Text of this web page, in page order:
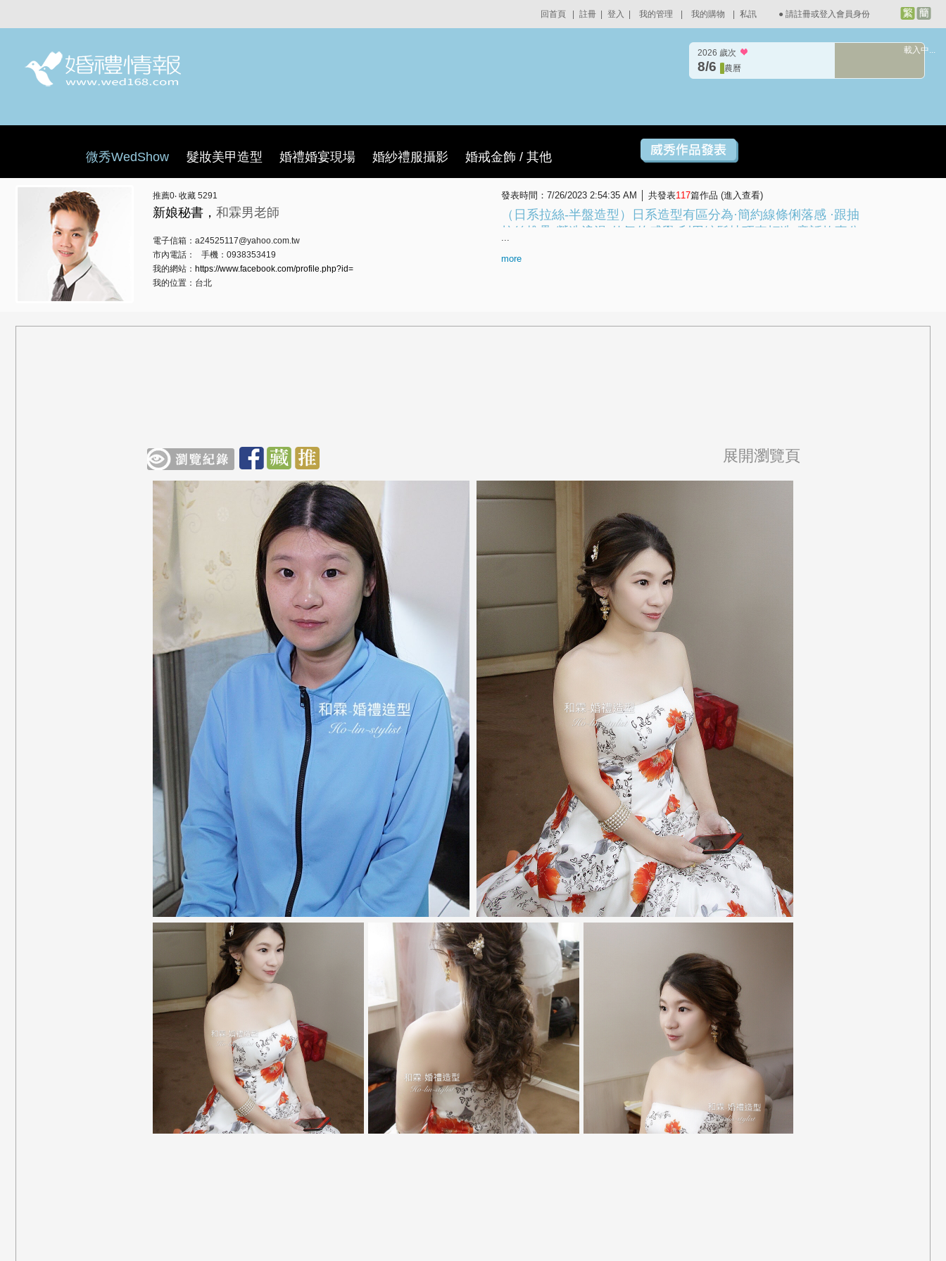
回首頁 註冊 登入 我的管理 我的購物 私訊 ● 請註冊或登入會員身份
2026 歲次
8/6 農曆
載入中...
微秀WedShow 髮妝美甲造型 婚禮婚宴現場 婚紗禮服攝影 婚戒金飾 / 其他
推薦0‧ 收藏 5291
新娘秘書， 和霖男老師
電子信箱：a24525117@yahoo.com.tw
市內電話： 手機：0938353419
我的網站： https://www.facebook.com/profile.php?id=
我的位置：台北
發表時間：7/26/2023 2:54:35 AM │ 共發表117篇作品 (進入查看)
（日系拉絲-半盤造型）日系造型有區分為·簡約線條俐落感 ·跟抽
拉絲堆疊·營造浪漫·仙氣的感覺·利用編髮技巧來打造·童話故事公
...
more
展開瀏覽頁